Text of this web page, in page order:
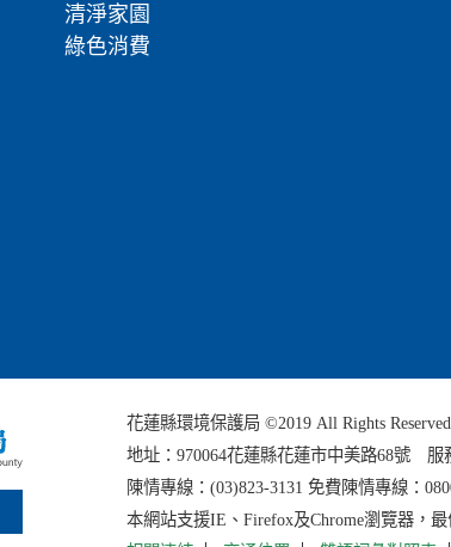
清淨家園
綠色消費
花蓮縣環境保護局 ©2019 All Rights
地址： 970064花蓮縣花蓮市中美路68號 服
陳情專線：(03)823-3131 免費陳情專線：
本網站支援IE、Firefox及Chrome瀏覽器，